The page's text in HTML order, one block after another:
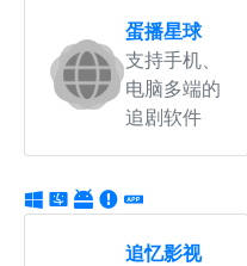
蛋播星球
支持手机、
电脑多端的
追剧软件
追忆影视